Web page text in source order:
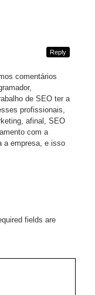
comentários
de SEO ter a
profissionais,
afinal, SEO
com a
a empresa, e isso
Reply
fields are